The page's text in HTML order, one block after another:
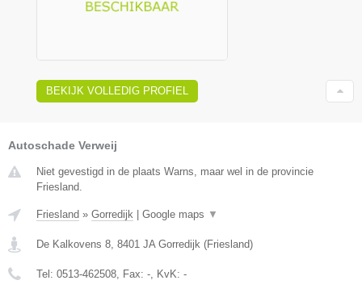
BEKIJK VOLLEDIG PROFIEL
Autoschade Verweij
Niet gevestigd in de plaats Warns, maar wel in de provincie
Friesland.
Friesland » Gorredijk Google maps ▼
De Kalkovens 8, 8401 JA Gorredijk (Friesland)
Tel: 0513-462508, Fax: -, KvK: -